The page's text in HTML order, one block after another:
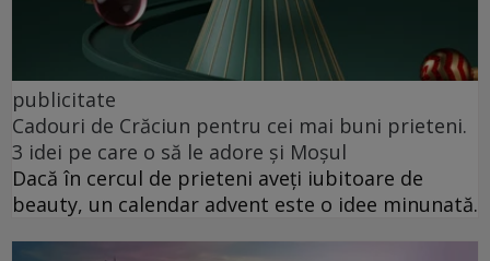
publicitate
Cadouri de Crăciun pentru cei mai buni prieteni.
3 idei pe care o să le adore și Moșul
Dacă în cercul de prieteni aveți iubitoare de
beauty, un calendar advent este o idee minunată.